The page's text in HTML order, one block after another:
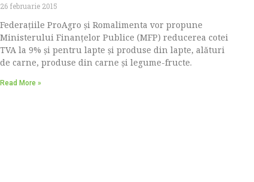
26 februarie 2015
Federațiile ProAgro și Romalimenta vor propune
Ministerului Finanțelor Publice (MFP) reducerea cotei
TVA la 9% și pentru lapte și produse din lapte, alături
de carne, produse din carne și legume-fructe.
Read More »